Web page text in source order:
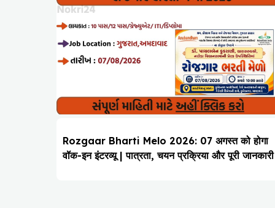
Rozgaar Bharti Melo 2026: 07 अगस्त को होगा
वॉक-इन इंटरव्यू | पात्रता, चयन प्रक्रिया और पूरी जानकारी